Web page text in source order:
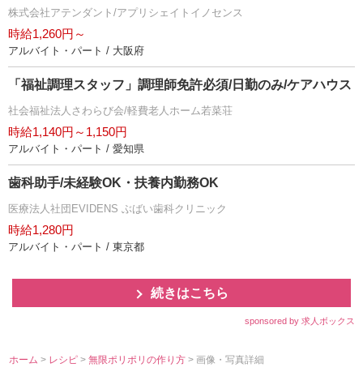
株式会社アテンダント/アプリシェイトイノセンス
時給1,260円～
アルバイト・パート / 大阪府
「福祉調理スタッフ」調理師免許必須/日勤のみ/ケアハウス
社会福祉法人さわらび会/軽費老人ホーム若菜荘
時給1,140円～1,150円
アルバイト・パート / 愛知県
歯科助手/未経験OK・扶養内勤務OK
医療法人社団EVIDENS ぶばい歯科クリニック
時給1,280円
アルバイト・パート / 東京都
続きはこちら
sponsored by 求人ボックス
ホーム > レシピ>無限ポリポリの作り方> 画像・写真詳細